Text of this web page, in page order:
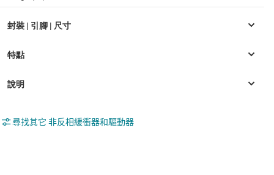
尋找其它 非反相緩衝器和驅動器